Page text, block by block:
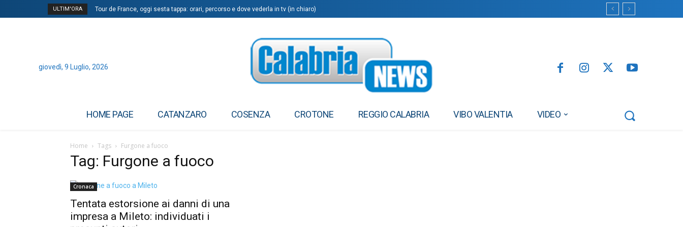
ULTIM'ORA Tour de France, oggi sesta tappa: orari, percorso e dove vederla in tv (in chiaro)
giovedì, 9 Luglio, 2026
HOME PAGE CATANZARO COSENZA CROTONE REGGIO CALABRIA VIBO VALENTIA VIDEO
Home Tags Furgone a fuoco
Tag: Furgone a fuoco
Cronaca
Tentata estorsione ai danni di una
impresa a Mileto: individuati i